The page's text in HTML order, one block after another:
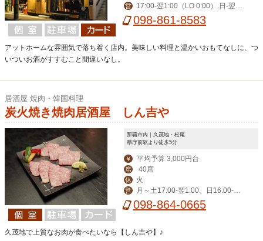
営
17:00-翌1:00（LO 0:00）,日-翌0:
30（LO 23:30）
098-861-8583
アットホームな雰囲気で落ち着く店内。美味しい料理と温かいおもてなしに、つ
いついお酒がすすむこと間違いなし。
居酒屋 焼肉・韓国料理
炭火焼き焼肉居酒屋 しん吉や
那覇市内｜久茂地・松尾
県庁前駅より徒歩5分
￥ 平均予算 3,000円台
席 40席
休 火
営
月～土17:00-翌1:00、日16:00-0:0
0
098-864-0665
久茂地で上質なお肉が食べたいなら【しん吉や】♪